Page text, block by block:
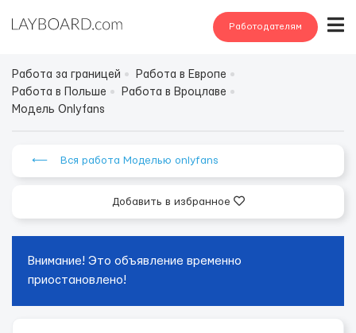
Работодателям
Работа за границей
Работа в Европе
Работа в Польше
Работа в Вроцлаве
Модель Onlyfans
⟵ Вся работа Моделью onlyfans
Добавить в избранное
Внимание! Это объявление временно
приостановлено!